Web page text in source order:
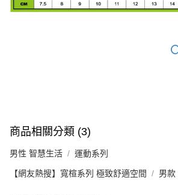
商品相關分類 (3)
男性 智慧生活 運動系列
【網友熱搜】寬楦系列 極致舒適空間 男款